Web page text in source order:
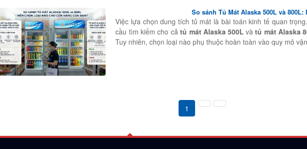
So sánh Tủ Mát Alaska 500L và
Việc lựa chọn dung tích tủ mát là bài toán kinh tế quan
cầu tìm kiếm cho cảtủ mát Alaska 500L vàtủ mát Alaska
Tuy nhiên, chọn loại nào phụ thuộc hoàn toàn vào quy mô
1